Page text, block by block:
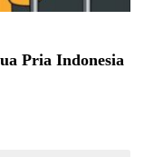
Pria Indonesia